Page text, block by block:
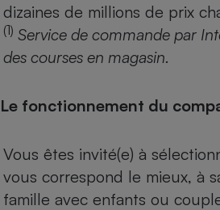
dizaines de millions de prix
(1) Service de commande par
des courses en magasin.
Le fonctionnement du
Vous êtes invité(e) à
vous correspond le mieux, à
famille avec enfants ou